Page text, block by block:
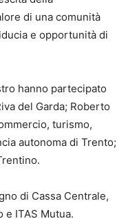
di una comunità
e opportunità di
hanno partecipato
del Garda; Roberto
turismo,
autonoma di Trento;
di Cassa Centrale,
e ITAS Mutua.